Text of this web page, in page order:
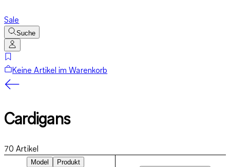
Sale
Suche
Keine Artikel im Warenkorb
Cardigans
70 Artikel
Model
Produkt